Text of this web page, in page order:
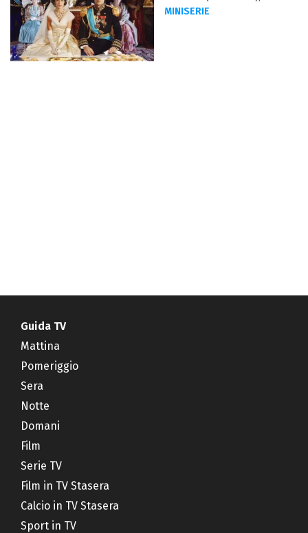
MINISERIE
Guida TV
Mattina
Pomeriggio
Sera
Notte
Domani
Film
Serie TV
Film in TV Stasera
Calcio in TV Stasera
Sport in TV